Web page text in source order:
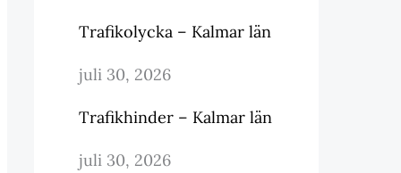
Trafikolycka – Kalmar län
juli 30, 2026
Trafikhinder – Kalmar län
juli 30, 2026